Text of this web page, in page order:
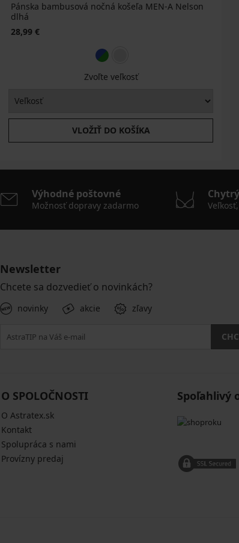
Pánska bambusová nočná košeľa MEN-A Nelson
dlhá
28,99 €
Zvoľte veľkosť
VLOŽIŤ DO KOŠÍKA
Výhodné poštovné
Možnosť dopravy zadarmo
Newsletter
Chcete sa dozvedieť o novinkách?
novinky akcie zľavy
O SPOLOČNOSTI
O Astratex.sk
Kontakt
Spolupráca s nami
Provízny predaj
Spoľahlivý